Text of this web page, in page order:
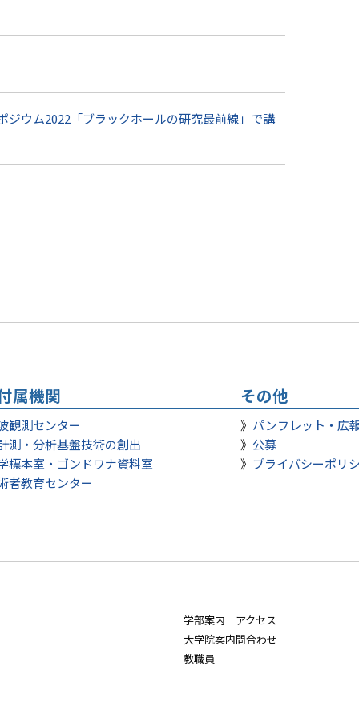
ジウム2022「ブラックホールの研究最前線」で講
属機関
観測センター
測・分析基盤技術の創出
標本室・ゴンドワナ資料室
者教育センター
その他
パンフレット・広
公募
プライバシーポリ
学部案内
大学院案内
教職員
アクセス
問合わせ